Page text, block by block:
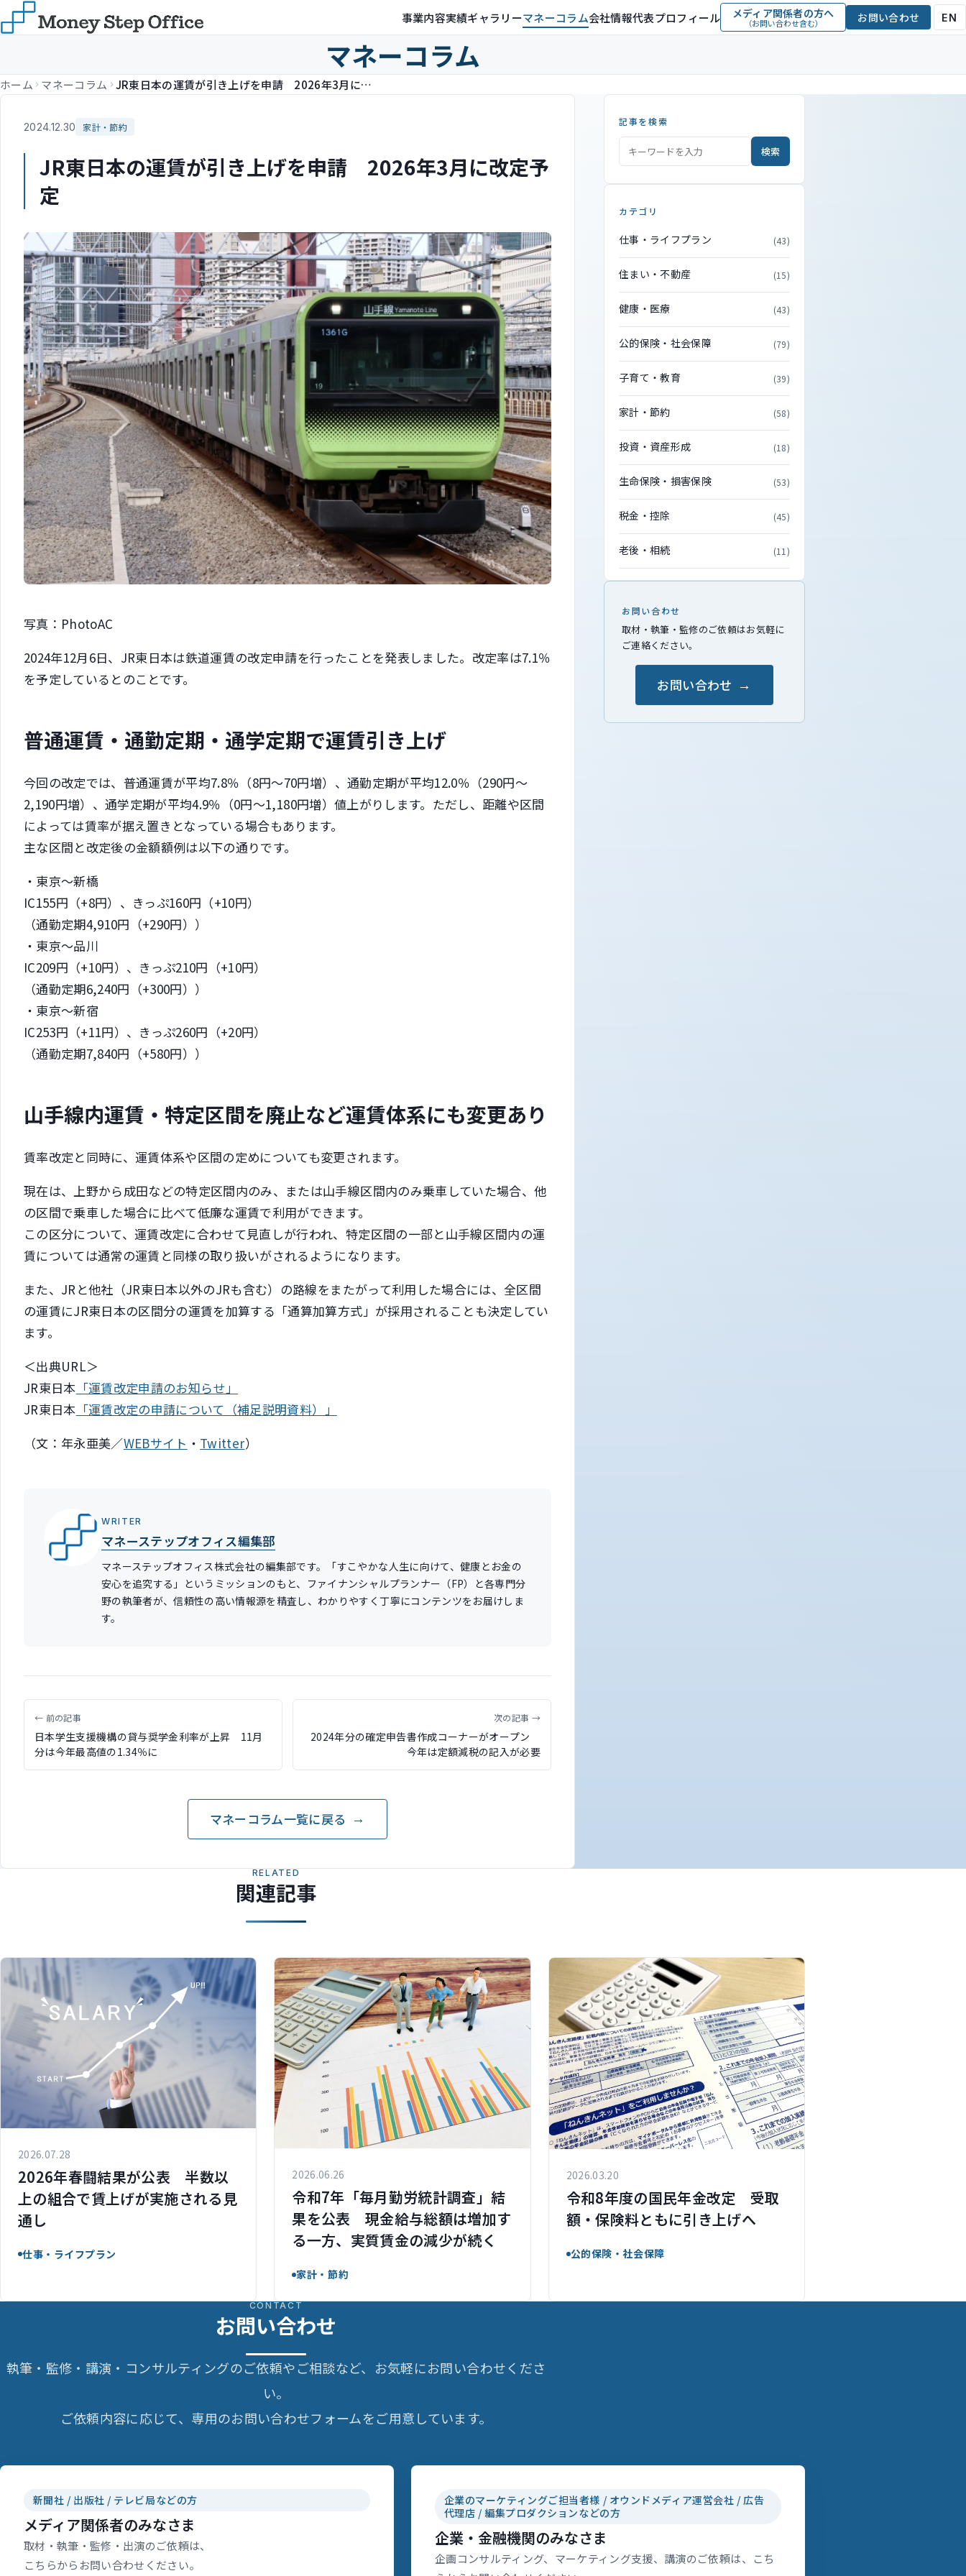
事業内容実績ギャラリーマネーコラム会社情報代表プロフィール メディア関係者の方へ
（お問い合わせ含む） お問い合わせ EN
マネーコラム
ホーム マネーコラム JR東日本の運賃が引き上げを申請 2026年3月に改定予定
2024.12.30 家計・節約
JR東日本の運賃が引き上げを申請 2026年3月に改定予
定
写真：PhotoAC
2024年12月6日、JR東日本は鉄道運賃の改定申請を行ったことを発表しました。改定率は7.1％
を予定しているとのことです。
普通運賃・通勤定期・通学定期で運賃引き上げ
今回の改定では、普通運賃が平均7.8％（8円～70円増）、通勤定期が平均12.0％（290円～
2,190円増）、通学定期が平均4.9％（0円～1,180円増）値上がりします。ただし、距離や区間
によっては賃率が据え置きとなっている場合もあります。
主な区間と改定後の金額額例は以下の通りです。
・東京～新橋
IC155円（+8円）、きっぷ160円（+10円）
（通勤定期4,910円（+290円））
・東京～品川
IC209円（+10円）、きっぷ210円（+10円）
（通勤定期6,240円（+300円））
・東京～新宿
IC253円（+11円）、きっぷ260円（+20円）
（通勤定期7,840円（+580円））
山手線内運賃・特定区間を廃止など運賃体系にも変更あり
賃率改定と同時に、運賃体系や区間の定めについても変更されます。
現在は、上野から成田などの特定区間内のみ、または山手線区間内のみ乗車していた場合、他
の区間で乗車した場合に比べて低廉な運賃で利用ができます。
この区分について、運賃改定に合わせて見直しが行われ、特定区間の一部と山手線区間内の運
賃については通常の運賃と同様の取り扱いがされるようになります。
また、JRと他社（JR東日本以外のJRも含む）の路線をまたがって利用した場合には、全区間
の運賃にJR東日本の区間分の運賃を加算する「通算加算方式」が採用されることも決定してい
ます。
＜出典URL＞
JR東日本 「運賃改定申請のお知らせ」
JR東日本 「運賃改定の申請について（補足説明資料）」
（文：年永亜美／WEBサイト ・ Twitter）
WRITER
マネーステップオフィス編集部
マネーステップオフィス株式会社の編集部です。「すこやかな人生に向けて、健康とお金の
安心を追究する」というミッションのもと、ファイナンシャルプランナー（FP）と各専門分
野の執筆者が、信頼性の高い情報源を精査し、わかりやすく丁寧にコンテンツをお届けしま
す。
← 前の記事
日本学生支援機構の貸与奨学金利率が上昇 11月
分は今年最高値の1.34％に
次の記事 →
2024年分の確定申告書作成コーナーがオープン
今年は定額減税の記入が必要
マネーコラム一覧に戻る
記事を検索
検索
カテゴリ
仕事・ライフプラン (43)
住まい・不動産 (15)
健康・医療 (43)
公的保険・社会保障 (79)
子育て・教育 (39)
家計・節約 (58)
投資・資産形成 (18)
生命保険・損害保険 (53)
税金・控除 (45)
老後・相続 (11)
お問い合わせ
取材・執筆・監修のご依頼はお気軽に
ご連絡ください。
お問い合わせ
RELATED
関連記事
2026.07.28
2026年春闘結果が公表 半数以
上の組合で賃上げが実施される見
通し
仕事・ライフプラン
2026.06.26
令和7年「毎月勤労統計調査」結
果を公表 現金給与総額は増加す
る一方、実質賃金の減少が続く
家計・節約
2026.03.20
令和8年度の国民年金改定 受取
額・保険料ともに引き上げへ
公的保険・社会保障
CONTACT
お問い合わせ
執筆・監修・講演・コンサルティングのご依頼やご相談など、お気軽にお問い合わせくださ
い。
ご依頼内容に応じて、専用のお問い合わせフォームをご用意しています。
新聞社 / 出版社 / テレビ局などの方
メディア関係者のみなさま
取材・執筆・監修・出演のご依頼は、
こちらからお問い合わせください。
企業のマーケティングご担当者様 / オウンドメディア運営会社 / 広告
代理店 / 編集プロダクションなどの方
企業・金融機関のみなさま
企画コンサルティング、マーケティング支援、講演のご依頼は、こち